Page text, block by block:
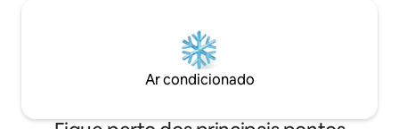
Ar condicionado